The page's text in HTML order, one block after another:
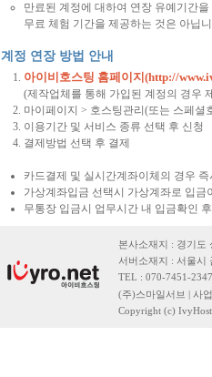
만료된 계정에 대하여 연장 유예기간
무료 체험 기간을 제공하는 것은 아닙
계정 연장 방법 안내
아이비호스팅 홈페이지(http://
(제작업체를 통해 가입된 계정의 경우
마이페이지 > 호스팅관리(또는 스페셜
이용기간 및 서비스 종류 선택 후 신청
결제방법 선택 후 결제
카드결제 및 실시간계좌이체의 경우
가상계좌입금 선택시 가상계좌로 입금
무통장 입금시 업무시간 내 입금확인
본사소재지 : 경기도
서버소재지 : 서울시
TEL : 070-7451-
(주)스마일서브 | 사
Copyright (c)